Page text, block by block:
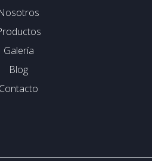
Galería
Blog
Contacto